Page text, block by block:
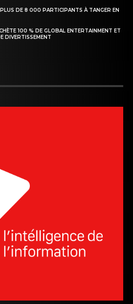
PLUS DE 8 000 PARTICIPANTS À TANGER EN
100 % DE GLOBAL ENTERTAINMENT ET
DIVERTISSEMENT